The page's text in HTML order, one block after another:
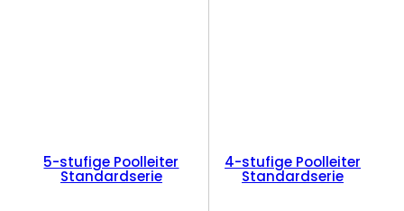
5-stufige Poolleiter
Standardserie
4-stufige Poolleiter
Standardserie